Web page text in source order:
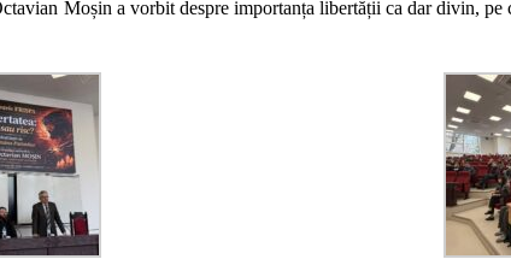
Moșin a vorbit despre importanța libertății ca dar divin,